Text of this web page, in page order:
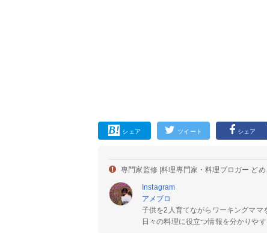
シェア ツイート シェア
専門家監修 |料理専門家・料理ブロガー どめ
Instagram
アメブロ
子供を2人育てながらワーキングママ
日々の料理に役立つ情報を分かりや